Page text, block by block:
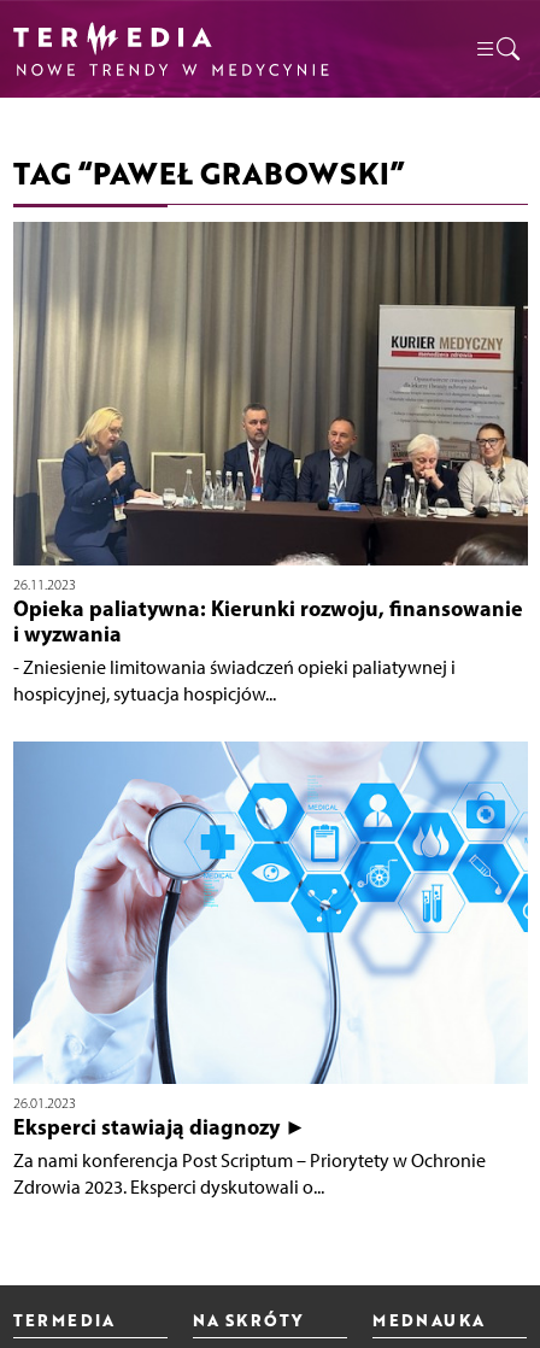
TAG “PAWEŁ GRABOWSKI”
26.11.2023
Opieka paliatywna: Kierunki rozwoju, finansowanie
i wyzwania
- Zniesienie limitowania świadczeń opieki paliatywnej i
hospicyjnej, sytuacja hospicjów...
26.01.2023
Eksperci stawiają diagnozy ►
Za nami konferencja Post Scriptum – Priorytety w Ochronie
Zdrowia 2023. Eksperci dyskutowali o...
TERMEDIA NA SKRÓTY MEDNAUKA